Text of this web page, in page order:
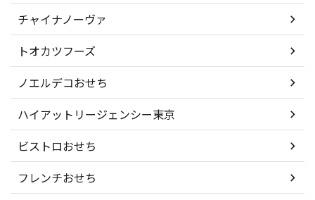
チャイナノーヴァ
トオカツフーズ
ノエルデコおせち
ハイアットリージェンシー東京
ビストロおせち
フレンチおせち